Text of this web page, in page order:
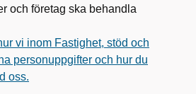
och företag ska behandla
vi inom Fastighet, stöd och
personuppgifter och hur du
oss.